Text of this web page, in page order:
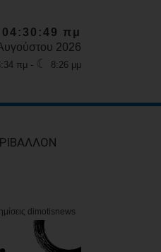
04:30:50 πμ
2026
πμ - ☾ 8:26 μμ